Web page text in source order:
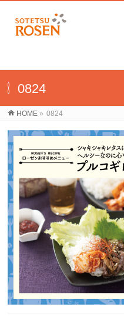
0824
HOME » 0824